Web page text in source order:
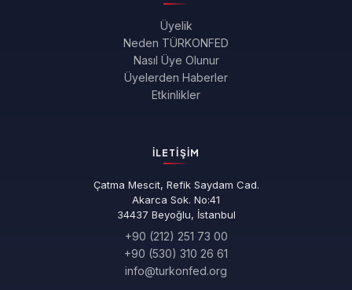
Üyelik
Neden TÜRKONFED
Nasıl Üye Olunur
Üyelerden Haberler
Etkinlikler
İLETIŞIM
Çatma Mescit, Refik Saydam Cad.
Akarca Sok. No:41
34437 Beyoğlu, İstanbul
+90 (212) 251 73 00
+90 (530) 310 26 61
info@turkonfed.org